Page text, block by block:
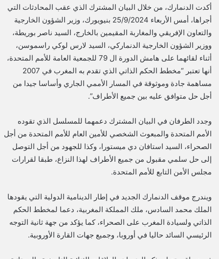
أكدت الدنمارك، من خلال البيان المشترك الذي عقب المحادثات التي
أجراها، أمس الأربعاء 25/9/2024 بنيويورك، وزير الشؤون الخارجية
والتعاون الإفريقي والمغاربة المقيمين بالخارج، السيد ناصر بوريطة،
ووزير الشؤون الخارجية الدنماركي، السيد لارس لوكي راسموسن،
أثناء لقائهما على هامش الدورة ال 79 للجمعية العامة للأمم المتحدة،
أنها تعتبر “مخطط الحكم الذاتي الذي تقدم به المغرب في 2007
مساهمة جادة وموثوقة في المسار الأممي الجاري وأساسا جيدا من
أجل حل متوافق عليه بين جميع الأطراف”.
وجدد الطرفان في البيان المشترك دعمهما للمسلسل الذي تقوده
الأمم المتحدة والمبعوث الشخصي للأمين العام للأمم المتحدة من أجل
الصحراء، السيد استافان دي ميستورا، وكذا للجهود من أجل التوصل
إلى حل سلمي مقبول من جميع الأطراف لهذا النزاع، طبقا لقرارات
مجلس الأمن التابع للأمم المتحدة.
ويندرج موقف الدنمارك الجديد في إطار الدينامية الدولية التي يقودها
الملك محمد السادس، ملك المملكة المغربية، دعما لمخطط الحكم
الذاتي ولسيادة المغرب على الصحراء، كما يؤكد من جهة ثانية التوجه
الرئيسي السائد حاليا في أوروبا، وجميع جهات القارة الأوروبية.